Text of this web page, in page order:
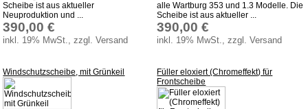
Scheibe ist aus aktueller
Neuproduktion und ...
390,00 €
inkl. 19% MwSt., zzgl. Versand
alle Wartburg 353 und 1.3 Modelle. Die
Scheibe ist aus aktueller ...
390,00 €
inkl. 19% MwSt., zzgl. Versand
Windschutzscheibe, mit Grünkeil
Füller eloxiert (Chromeffekt) für
Frontscheibe